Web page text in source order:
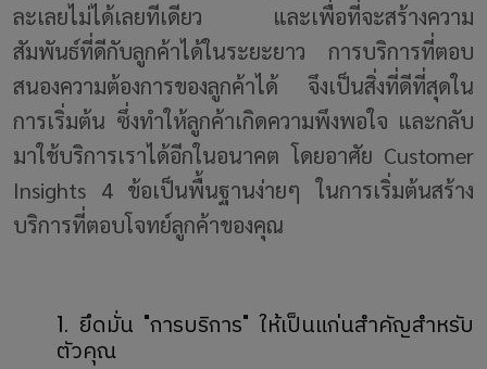
ละเลยไม่ได้เลยทีเดียว และเพื่อที่จะสร้างความ
สัมพันธ์ที่ดีกับลูกค้าได้ในระยะยาว การบริการที่ตอบ
สนองความต้องการของลูกค้าได้ จึงเป็นสิ่งที่ดีที่สุดใน
การเริ่มต้น ซึ่งทำให้ลูกค้าเกิดความพึงพอใจ และกลับ
มาใช้บริการเราได้อีกในอนาคต โดยอาศัย Customer
Insights 4 ข้อเป็นพื้นฐานง่ายๆ ในการเริ่มต้นสร้าง
บริการที่ตอบโจทย์ลูกค้าของคุณ
1. ยึดมั่น "การบริการ" ให้เป็นแก่นสำคัญสำหรับ
ตัวคุณ